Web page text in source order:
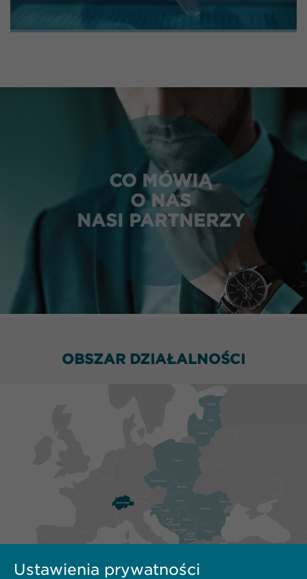
CO MÓWIĄ
O NAS
NASI PARTNERZY
OBSZAR DZIAŁALNOŚCI
Ustawienia prywatności